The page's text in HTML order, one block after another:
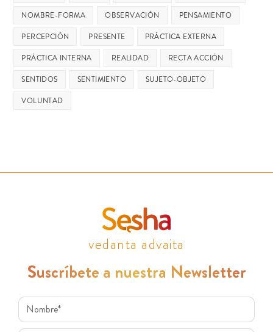
NOMBRE-FORMA
OBSERVACIÓN
PENSAMIENTO
PERCEPCIÓN
PRESENTE
PRÁCTICA EXTERNA
PRÁCTICA INTERNA
REALIDAD
RECTA ACCIÓN
SENTIDOS
SENTIMIENTO
SUJETO-OBJETO
VOLUNTAD
vedanta advaita
Suscríbete a nuestra Newsletter